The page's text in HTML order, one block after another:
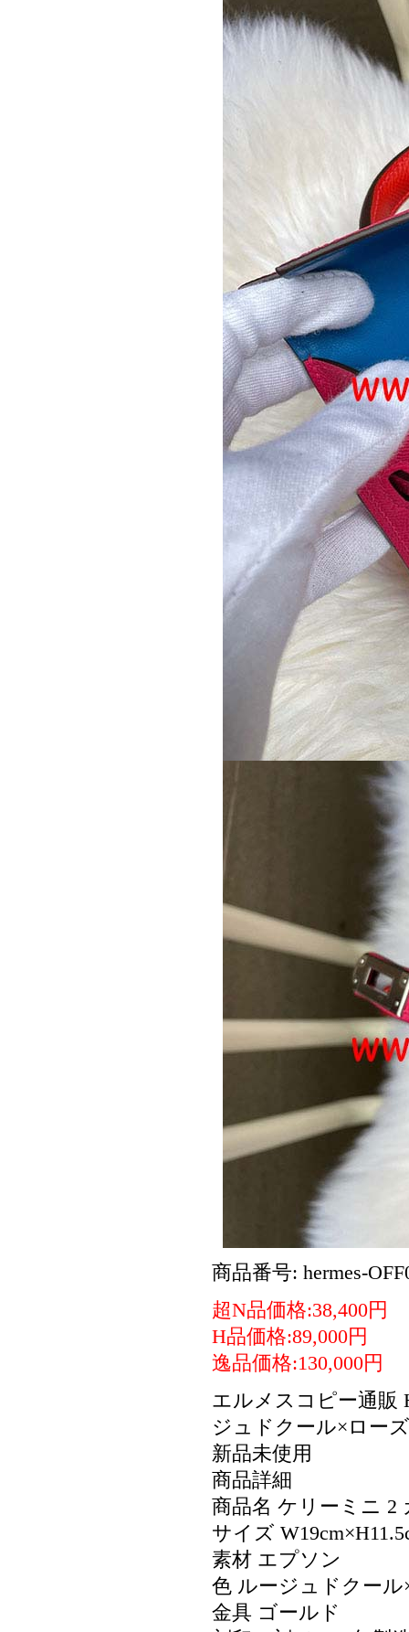
商品番号: hermes-
超N品価格:38,400円
H品価格:89,000円
逸品価格:130,000円
エルメスコピー通
ジュドクール×ロー
新品未使用
商品詳細
商品名 ケリーミニ 2
サイズ
素材 エプソン
色 ルージュドクー
金具 ゴールド